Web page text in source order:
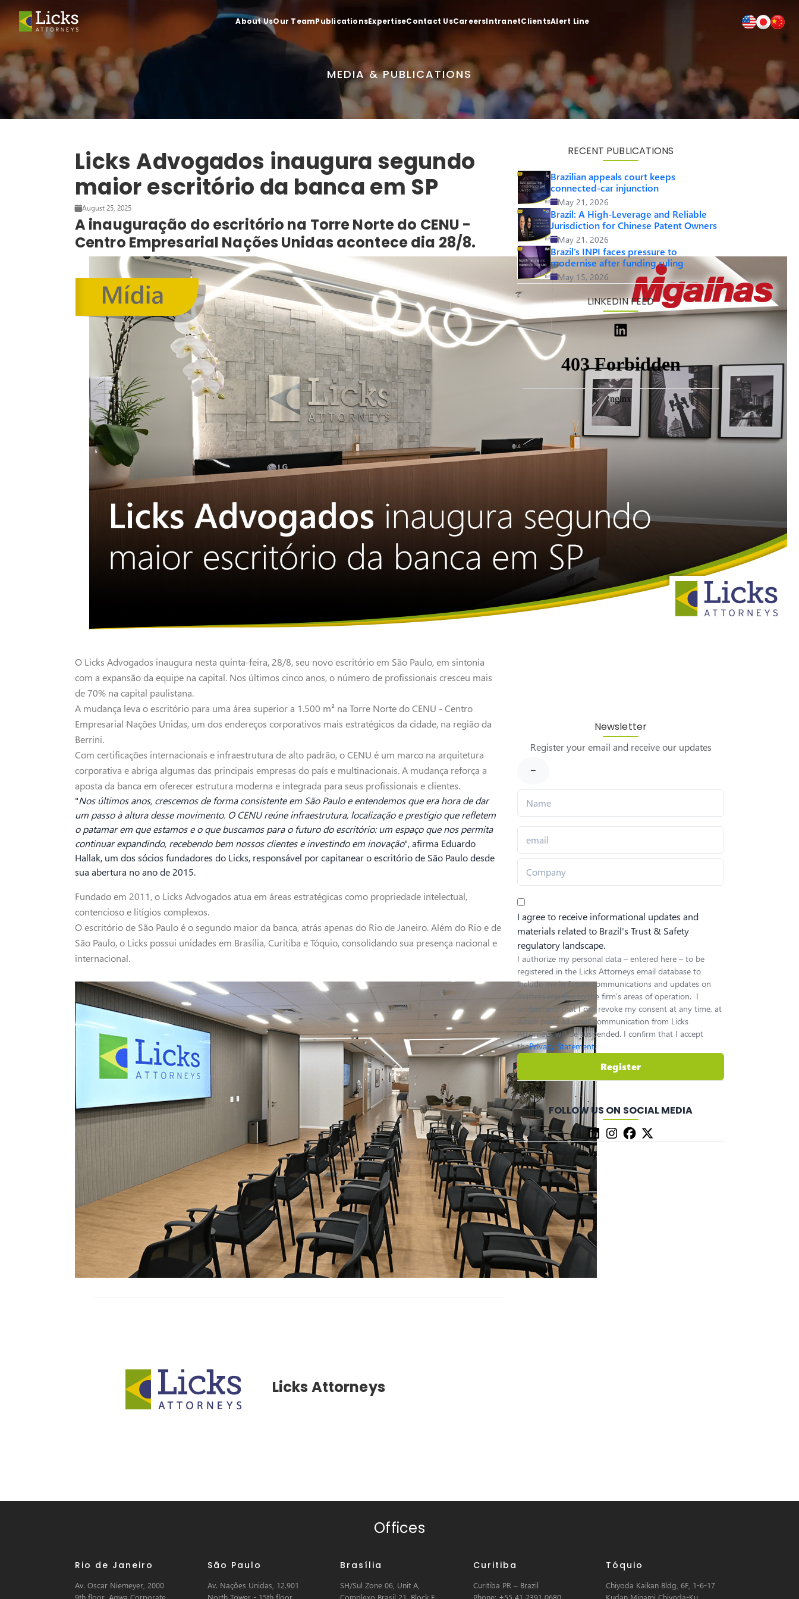
About UsOur TeamPublicationsExpertiseContact UsCareersIntranetClientsAlert Line
MEDIA & PUBLICATIONS
Licks Advogados inaugura segundo
maior escritório da banca em SP
August 25, 2025
A inauguração do escritório na Torre Norte do CENU -
Centro Empresarial Nações Unidas acontece dia 28/8.
O Licks Advogados inaugura nesta quinta-feira, 28/8, seu novo escritório em São Paulo, em sintonia
com a expansão da equipe na capital. Nos últimos cinco anos, o número de profissionais cresceu mais
de 70% na capital paulistana.
A mudança leva o escritório para uma área superior a 1.500 m² na Torre Norte do CENU - Centro
Empresarial Nações Unidas, um dos endereços corporativos mais estratégicos da cidade, na região da
Berrini.
Com certificações internacionais e infraestrutura de alto padrão, o CENU é um marco na arquitetura
corporativa e abriga algumas das principais empresas do país e multinacionais. A mudança reforça a
aposta da banca em oferecer estrutura moderna e integrada para seus profissionais e clientes.
"Nos últimos anos, crescemos de forma consistente em São Paulo e entendemos que era hora de dar
um passo à altura desse movimento. O CENU reúne infraestrutura, localização e prestígio que refletem
o patamar em que estamos e o que buscamos para o futuro do escritório: um espaço que nos permita
continuar expandindo, recebendo bem nossos clientes e investindo em inovação", afirma Eduardo
Hallak, um dos sócios fundadores do Licks, responsável por capitanear o escritório de São Paulo desde
sua abertura no ano de 2015.
Fundado em 2011, o Licks Advogados atua em áreas estratégicas como propriedade intelectual,
contencioso e litígios complexos.
O escritório de São Paulo é o segundo maior da banca, atrás apenas do Rio de Janeiro. Além do Rio e de
São Paulo, o Licks possui unidades em Brasília, Curitiba e Tóquio, consolidando sua presença nacional e
internacional.
Licks Attorneys
RECENT PUBLICATIONS
Brazilian appeals court keeps
connected-car injunction
May 21, 2026
Brazil: A High-Leverage and Reliable
Jurisdiction for Chinese Patent Owners
May 21, 2026
Brazil’s INPI faces pressure to
modernise after funding ruling
May 15, 2026
LINKEDIN FEED
Newsletter
Register your email and receive our updates
I agree to receive informational updates and
materials related to Brazil's Trust & Safety
regulatory landscape.
I authorize my personal data – entered here – to be
registered in the Licks Attorneys email database to
include me in future communications and updates on
matters relating to the firm’s areas of operation. I
understand that I can revoke my consent at any time, at
which point all email communication from Licks
Attorneys will be suspended. I confirm that I accept
thePrivacy Statement.
Register
FOLLOW US ON SOCIAL MEDIA
Offices
Rio de Janeiro
Av. Oscar Niemeyer, 2000
9th floor, Aqwa Corporate
São Paulo
Av. Nações Unidas, 12.901
North Tower - 15th floor
Brasília
SH/Sul Zone 06, Unit A,
Complexo Brasil 21, Block E,
Curitiba
Curitiba PR – Brazil
Phone: +55 41 2391 0680
Tóquio
Chiyoda Kaikan Bldg, 6F, 1-6-17
Kudan Minami Chiyoda-Ku